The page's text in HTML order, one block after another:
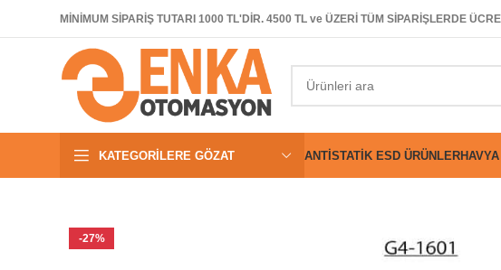
MİNİMUM SİPARİŞ TUTARI 1000 TL'DİR. 4500 TL ve ÜZERİ TÜM SİPARİŞLERDE
KATEGORILERE GÖZAT ANTISTATIK ESD ÜRÜNLER
-27%